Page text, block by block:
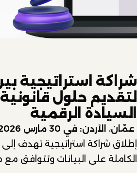
لتقديم حلول
السيادة الرقمية
عمّان، الأردن: في 30 مارس 2026
إطلاق شراكة استراتيجية تهدف
الكاملة على البيانات وتتوافق